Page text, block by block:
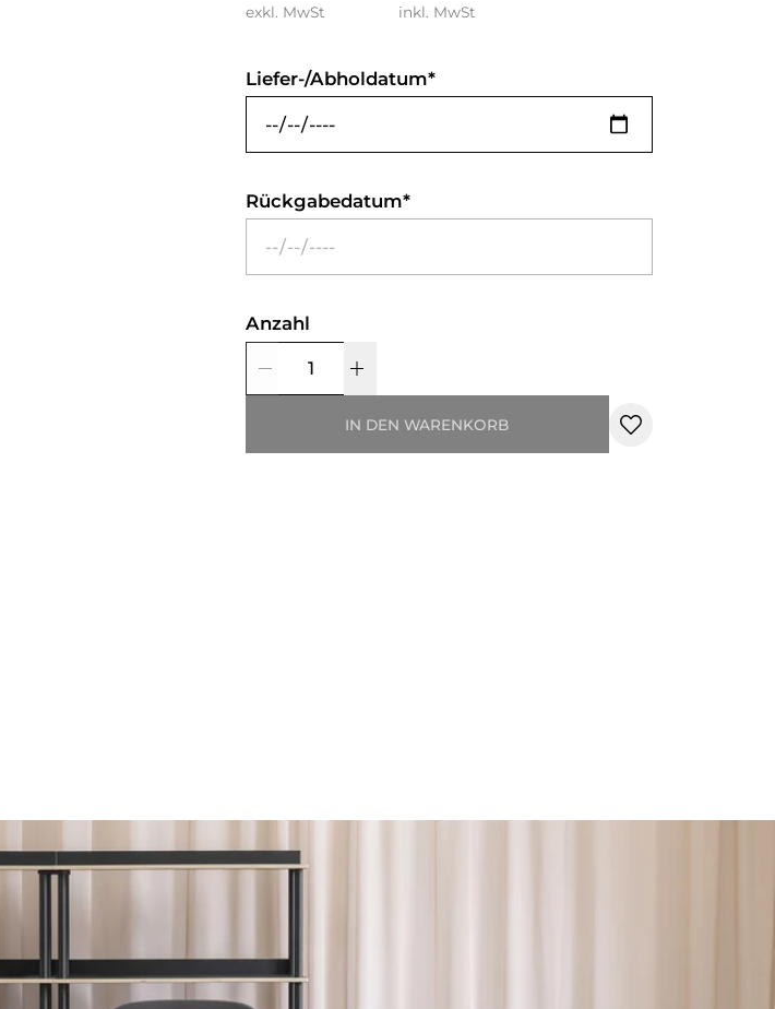
exkl. MwSt inkl. MwSt
Liefer-/Abholdatum
Rückgabedatum
Anzahl
IN DEN WARENKORB